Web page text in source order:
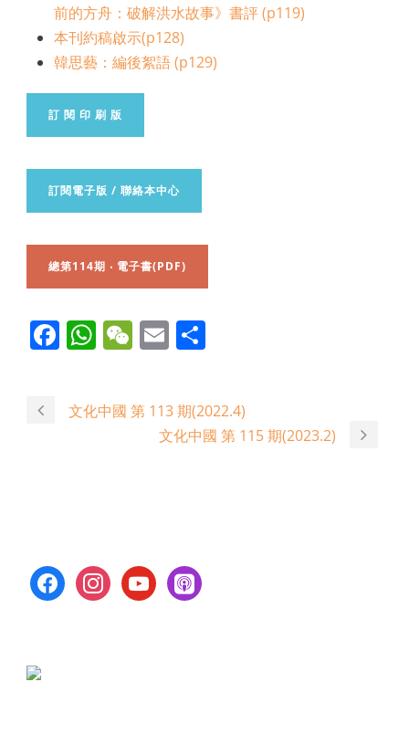
前的方舟：破解洪水故事》書評 (p119)
本刊約稿啟示(p128)
韓思藝：編後絮語 (p129)
訂 閱 印 刷 版
訂閱電子版 / 聯絡本中心
總第114期 ‧ 電子書(PDF)
Facebook
WhatsApp
WeChat
Email
文化中國 第 113 期(2022.4)
文化中國 第 115 期(2023.2)
facebookinstagramyoutubeapple-
podcasts